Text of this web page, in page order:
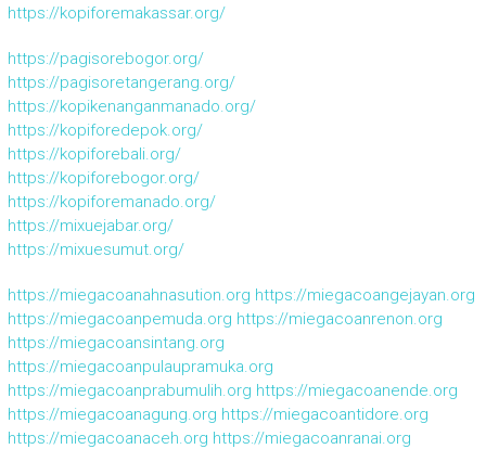
https://kopiforemakassar.org/
https://pagisorebogor.org/
https://pagisoretangerang.org/
https://kopikenanganmanado.org/
https://kopiforedepok.org/
https://kopiforebali.org/
https://kopiforebogor.org/
https://kopiforemanado.org/
https://mixuejabar.org/
https://mixuesumut.org/
https://miegacoanahnasution.org https://miegacoangejayan.org
https://miegacoanpemuda.org https://miegacoanrenon.org
https://miegacoansintang.org
https://miegacoanpulaupramuka.org
https://miegacoanprabumulih.org https://miegacoanende.org
https://miegacoanagung.org https://miegacoantidore.org
https://miegacoanaceh.org https://miegacoanranai.org